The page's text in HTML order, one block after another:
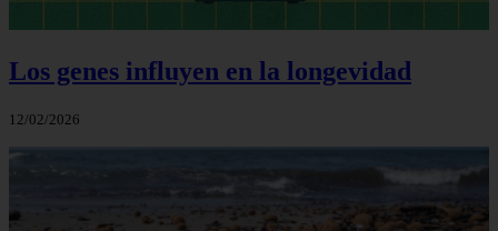
Los genes influyen en la longevidad
12/02/2026